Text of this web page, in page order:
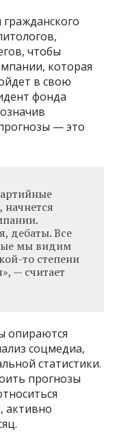
чтобы
которая
в свою
фонда
— это
начнется
дебаты. Все
мы видим
то степени
— считает
опираются
соцмедиа,
статистики.
прогнозы
активно